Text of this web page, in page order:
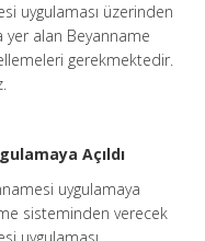
uygulaması üzerinden
yer alan Beyanname
gerekmektedir.
Açıldı
uygulamaya
sisteminden verecek